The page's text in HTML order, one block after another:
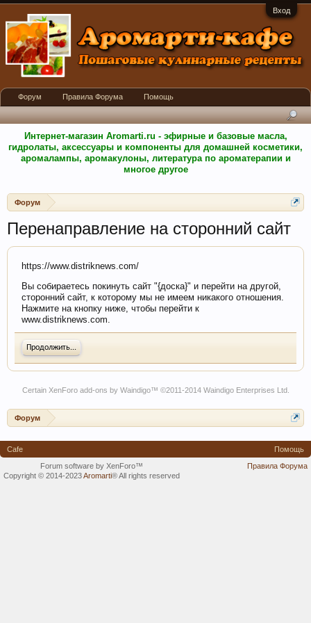
Вход
Интернет-магазин Aromarti.ru - эфирные и базовые масла,
гидролаты, аксессуары и компоненты для домашней косметики,
аромалампы, аромакулоны, литература по ароматерапии и
многое другое
Форум
Перенаправление на сторонний сайт
https://www.distriknews.com/
Вы собираетесь покинуть сайт "{доска}" и перейти на другой,
сторонний сайт, к которому мы не имеем никакого отношения.
Нажмите на кнопку ниже, чтобы перейти к
www.distriknews.com.
Продолжить...
Certain XenForo add-ons by Waindigo™ ©2011-2014 Waindigo Enterprises Ltd.
Форум
Форум Правила Форума Помощь
Cafe
Помощь
Правила Форума
Forum software by XenForo™
Copyright © 2014-2023Aromarti®All rights reserved